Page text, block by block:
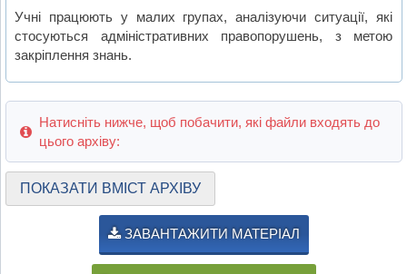
Учні працюють у малих групах, аналізуючи ситуації, які
стосуються адміністративних правопорушень, з метою
закріплення знань.
Натисніть нижче, щоб побачити, які файли входять до
цього архіву:
ПОКАЗАТИ ВМІСТ АРХІВУ
ЗАВАНТАЖИТИ МАТЕРІАЛ